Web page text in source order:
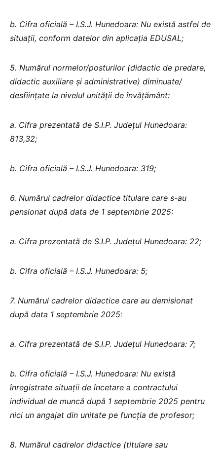
b. Cifra oficială – I.S.J. Hunedoara: Nu există astfel de
situații, conform datelor din aplicația EDUSAL;
5. Numărul normelor/posturilor (didactic de predare,
didactic auxiliare și administrative) diminuate/
desființate la nivelul unității de învățământ:
a. Cifra prezentată de S.I.P. Județul Hunedoara:
813,32;
b. Cifra oficială – I.S.J. Hunedoara: 319;
6. Numărul cadrelor didactice titulare care s-au
pensionat după data de 1 septembrie 2025:
a. Cifra prezentată de S.I.P. Județul Hunedoara: 22;
b. Cifra oficială – I.S.J. Hunedoara: 5;
7. Numărul cadrelor didactice care au demisionat
după data 1 septembrie 2025:
a. Cifra prezentată de S.I.P. Județul Hunedoara: 7;
b. Cifra oficială – I.S.J. Hunedoara: Nu există
înregistrate situații de încetare a contractului
individual de muncă după 1 septembrie 2025 pentru
nici un angajat din unitate pe funcția de profesor;
8. Numărul cadrelor didactice (titulare sau